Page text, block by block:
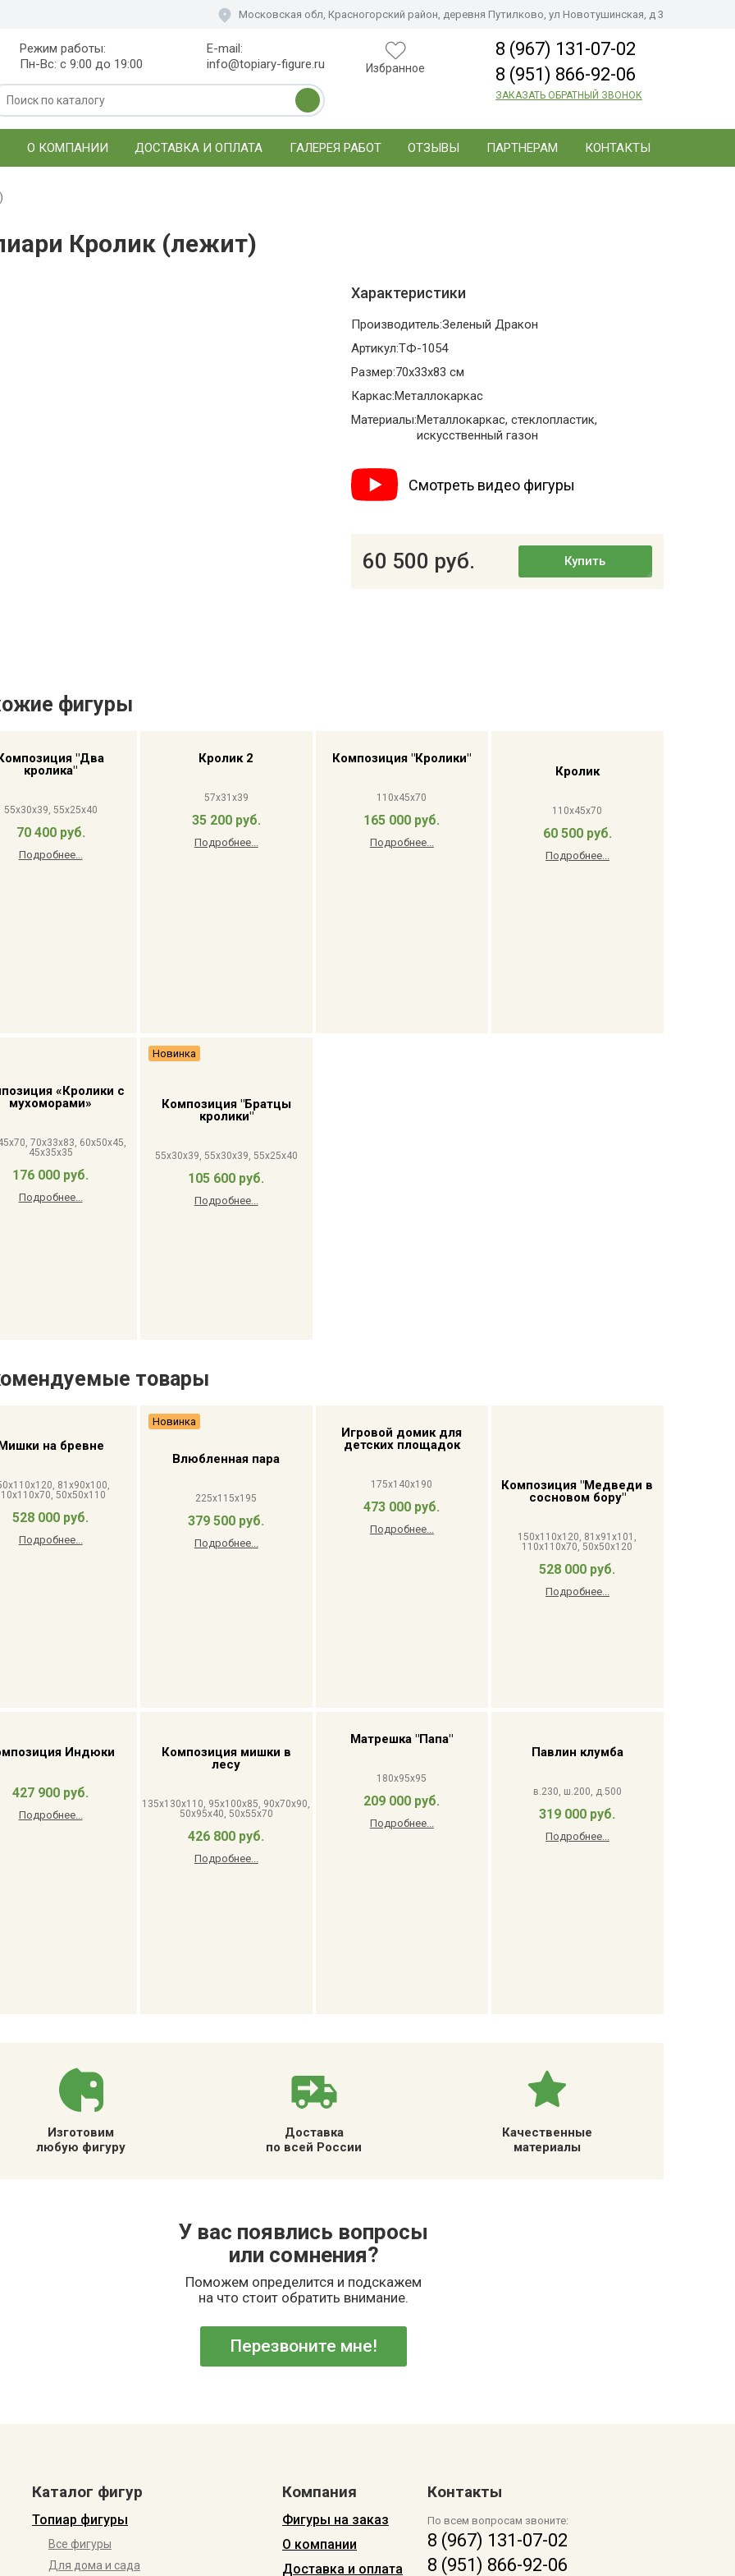
Московская обл, Красногорский район, деревня Путилково, ул Новотушинская, д 3
Режим работы:
Пн-Вс: с 9:00 до 19:00
E-mail:
info@topiary-figure.ru
Избранное
8 (967) 131-07-02
8 (951) 866-92-06
ЗАКАЗАТЬ ОБРАТНЫЙ ЗВОНОК
О КОМПАНИИ ДОСТАВКА И ОПЛАТА ГАЛЕРЕЯ РАБОТ ОТЗЫВЫ ПАРТНЕРАМ КОНТАКТЫ
Кролик (лежит)
Характеристики
Производитель:Зеленый Дракон
Артикул:ТФ-1054
Размер:70x33x83 см
Каркас:Металлокаркас
Материалы:Металлокаркас, стеклопластик,
искусственный газон
Смотреть видео фигуры
60 500 руб. Купить
фигуры
"Два
кролика"
55x30x39, 55x25x40
70 400 руб.
Подробнее...
Кролик 2
57x31x39
35 200 руб.
Подробнее...
Композиция "Кролики"
110x45x70
165 000 руб.
Подробнее...
Кролик
110x45x70
60 500 руб.
Подробнее...
«Кролики с
мухоморами»
70x33x83, 60x50x45,
45x35x35
176 000 руб.
Подробнее...
Новинка
Композиция "Братцы
кролики"
55x30x39, 55x30x39, 55x25x40
105 600 руб.
Подробнее...
товары
на бревне
81x90x100,
50x50x110
528 000 руб.
Подробнее...
Новинка
Влюбленная пара
225x115x195
379 500 руб.
Подробнее...
Игровой домик для
детских площадок
175x140x190
473 000 руб.
Подробнее...
Композиция "Медведи в
сосновом бору"
150x110x120, 81x91x101,
110x110x70, 50x50x120
528 000 руб.
Подробнее...
Индюки
427 900 руб.
Подробнее...
Композиция мишки в
лесу
135x130x110, 95x100x85, 90x70x90,
50x95x40, 50x55x70
426 800 руб.
Подробнее...
Матрешка "Папа"
180x95x95
209 000 руб.
Подробнее...
Павлин клумба
в.230, ш.200, д.500
319 000 руб.
Подробнее...
Изготовим
любую фигуру
Доставка
по всей России
Качественные
материалы
У вас появлись вопросы
или сомнения?
Поможем определится и подскажем
на что стоит обратить внимание.
Перезвоните мне!
Каталог фигур
Топиар фигуры
Все фигуры
Для дома и сада
Компания
Фигуры на заказ
О компании
Доставка и оплата
Контакты
По всем вопросам звоните:
8 (967) 131-07-02
8 (951) 866-92-06